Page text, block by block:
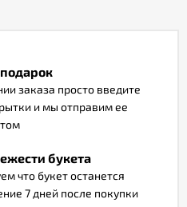
заказа просто введите
и мы отправим ее
букета
что букет останется
7 дней после покупки